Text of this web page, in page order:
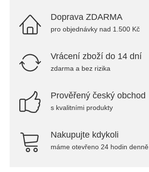
Doprava ZDARMA
pro objednávky nad 1.500 Kč
Vrácení zboží do 14 dní
zdarma a bez rizika
Prověřený český obchod
s kvalitními produkty
Nakupujte kdykoli
máme otevřeno 24 hodin denně